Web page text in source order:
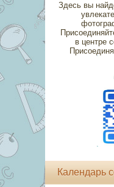
Здесь вы
в центре
Календарь